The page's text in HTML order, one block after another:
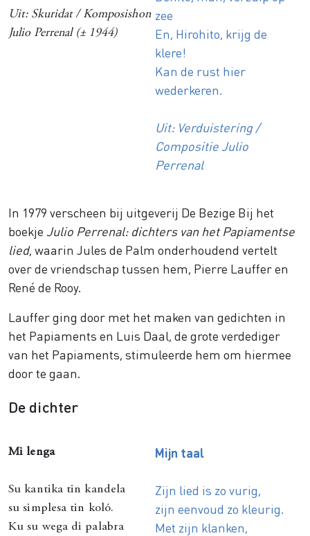
Uit: Skuridat / Komposishon
Julio Perrenal(± 1944)
zee
En, Hirohito, krijg de
klere!
Kan de rust hier
wederkeren.
Uit: Verduistering /
Compositie Julio
Perrenal
In 1979 verscheen bij uitgeverij De Bezige Bij het
boekje Julio Perrenal: dichters van het Papiamentse
lied, waarin Jules de Palm onderhoudend vertelt
over de vriendschap tussen hem, Pierre Lauffer en
René de Rooy.
Lauffer ging door met het maken van gedichten in
het Papiaments en Luis Daal, de grote verdediger
van het Papiaments, stimuleerde hem om hiermee
door te gaan.
De dichter
Mi lenga
Su kantika tin kandela
su simplesa tin koló.
Ku su wega di palabra
Mijn taal
Zijn lied is zo vurig,
zijn eenvoud zo kleurig.
Met zijn klanken,